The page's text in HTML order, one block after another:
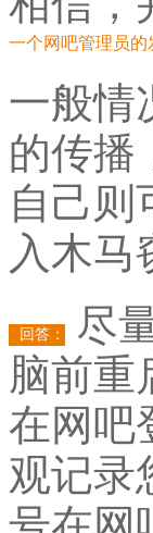
一个网吧管理员的
一般情
的传播
自己则
入木马
回答：
尽
脑前重
在网吧
观记录